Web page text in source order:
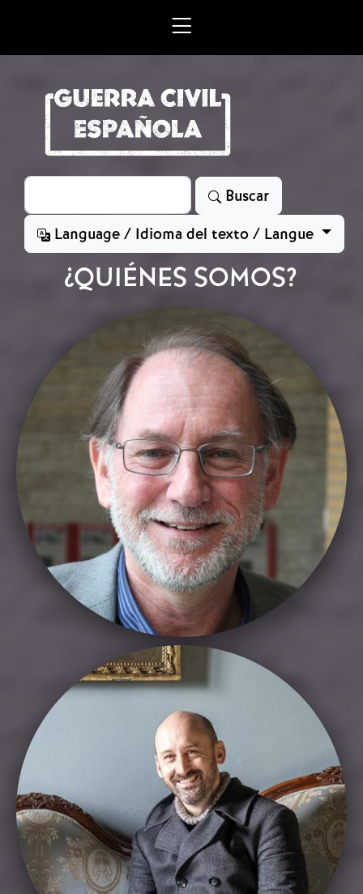
Search
Buscar
Language / Idioma del texto / Langue
¿QUIÉNES SOMOS?